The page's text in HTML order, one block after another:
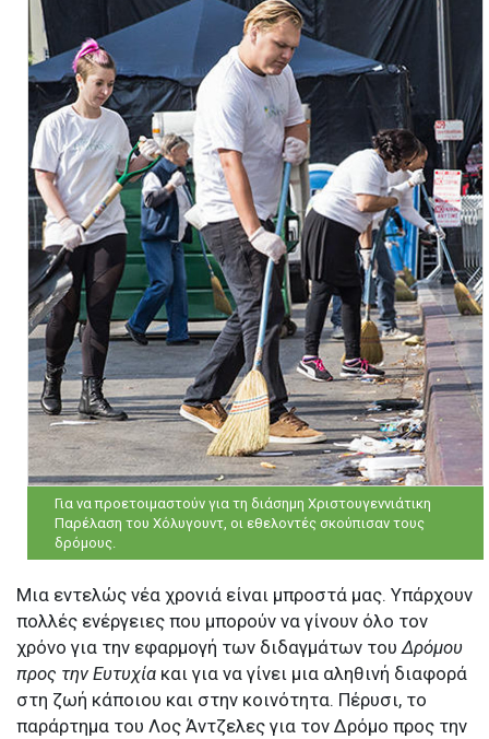
Για να προετοιμαστούν για τη διάσημη Χριστουγεννιάτικη
Παρέλαση του Χόλυγουντ, οι εθελοντές σκούπισαν τους
δρόμους.
Μια εντελώς νέα χρονιά είναι μπροστά μας. Υπάρχουν
πολλές ενέργειες που μπορούν να γίνουν όλο τον
χρόνο για την εφαρμογή των διδαγμάτων τουΔρόμου
προς την Ευτυχία και για να γίνει μια αληθινή διαφορά
στη ζωή κάποιου και στην κοινότητα. Πέρυσι, το
παράρτημα του Λος Άντζελες για τον Δρόμο προς την